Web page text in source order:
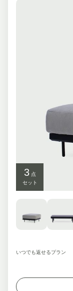
3点
セット
いつでも返せるプラン